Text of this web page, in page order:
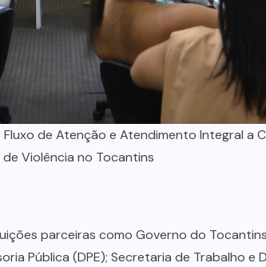
de Atenção e Atendimento Integral a
Violência no Tocantins
parceiras como Governo do
Pública (DPE); Secretaria de Trabalho e